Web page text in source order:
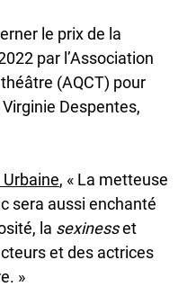
le prix de la
par l’Association
(AQCT) pour
Despentes,
Urbaine undefined
, « La metteuse
sera aussi enchanté
la sexinesset
et des actrices
»